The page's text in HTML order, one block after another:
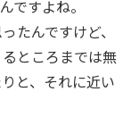
ですよね。
たんですけど、
ところまでは無
と、それに近い